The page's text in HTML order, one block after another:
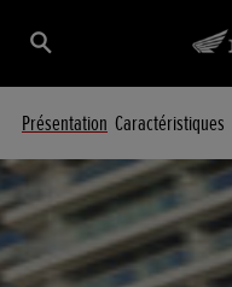
Présentation Caractéristiques